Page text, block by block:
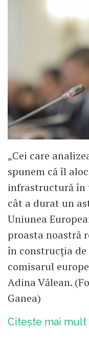
„Cei care
spunem că îl
infrastructură în
cât a durat un
Uniunea
proasta noastră
în construcția de
comisarul
Adina Vălean.
Ganea)
Citește mai mult